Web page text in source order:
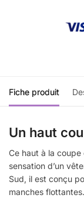
Fiche produit
Un haut
Ce haut à la
sensation d’un
Sud, il est conçu
manches